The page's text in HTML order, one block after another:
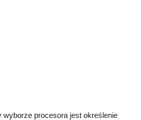
procesora jest określenie